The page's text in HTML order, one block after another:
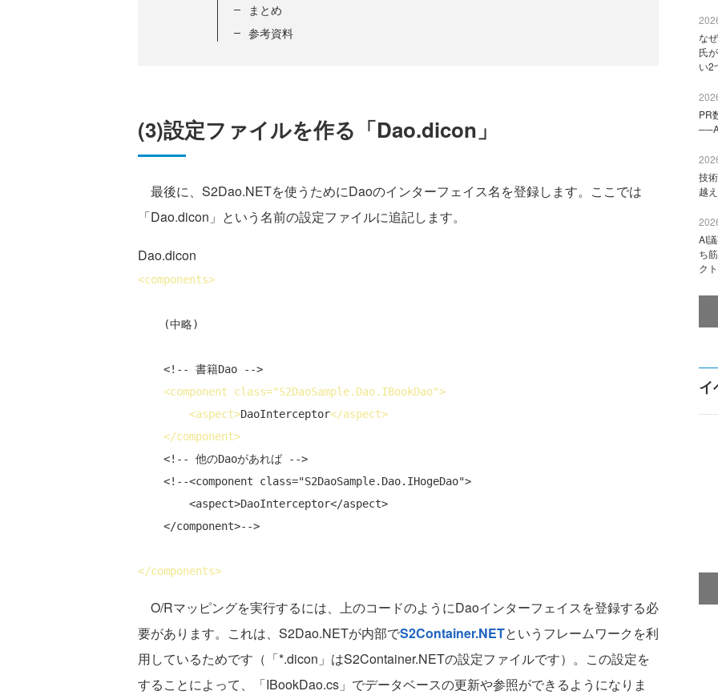
まとめ
参考資料
(3)設定ファイルを作る「Dao.dicon」
最後に、S2Dao.NETを使うためにDaoのインターフェイス名を登録します。ここでは
「Dao.dicon」という名前の設定ファイルに追記します。
Dao.dicon
<components>
<!-- 書籍Dao -->
<component class="S2DaoSample.Dao.IBookDao">
<aspect>DaoInterceptor</aspect>
</component>
<!-- 他のDaoがあれば -->
<!--<component class="S2DaoSample.Dao.IHogeDao">
    </component>-->
</components>
O/Rマッピングを実行するには、上のコードのようにDaoインターフェイスを登録する必
要があります。これは、S2Dao.NETが内部でS2Container.NETというフレームワークを利
用しているためです（「*.dicon」はS2Container.NETの設定ファイルです）。この設定を
することによって、「IBookDao.cs」でデータベースの更新や参照ができるようになりま
な
氏
い2
PR
技
越
AI
ち
ク
イ